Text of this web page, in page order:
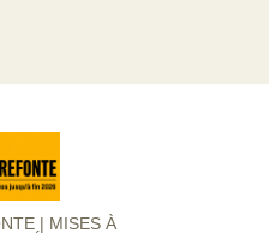
| MISES À